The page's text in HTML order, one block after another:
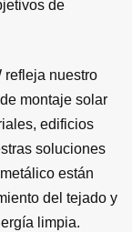
de
refleja nuestro
montaje solar
edificios
soluciones
están
del tejado y
limpia.